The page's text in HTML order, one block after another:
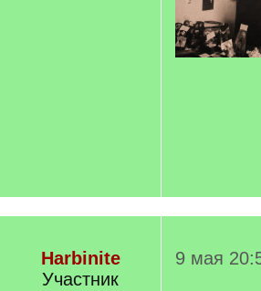
Harbinite
Участник
9 мая